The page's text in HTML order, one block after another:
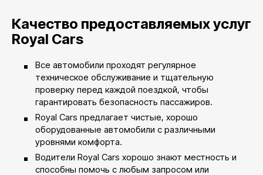
Качество предоставляемых услуг
Royal Cars
Все автомобили проходят регулярное
техническое обслуживание и тщательную
проверку перед каждой поездкой, чтобы
гарантировать безопасность пассажиров.
Royal Cars предлагает чистые, хорошо
оборудованные автомобили с различными
уровнями комфорта.
Водители Royal Cars хорошо знают местность и
способны помочь с любым запросом или